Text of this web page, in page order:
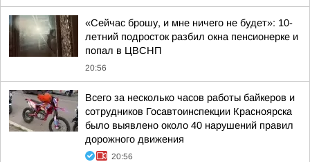
«Сейчас брошу, и мне ничего не будет»: 10-
летний подросток разбил окна пенсионерке и
попал в ЦВСНП
20:56
Всего за несколько часов работы байкеров и
сотрудников Госавтоинспекции Красноярска
было выявлено около 40 нарушений правил
дорожного движения
20:56